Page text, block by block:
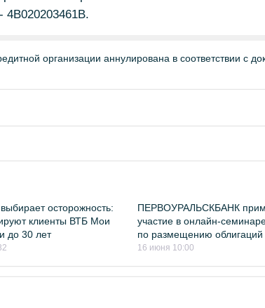
организации аннулирована в соответствии с
осторожность:
клиенты ВТБ Мои
до 30 лет
ПЕРВОУРАЛЬСКБАНК
участие в онлайн-
по размещению облигаций
16 июня 10:00